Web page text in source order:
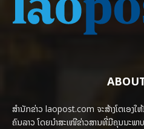
ສຳນັກຂ່າວ laopost.com ຈະສ້າງໂຕເອງ
ຄົນລາວ ໂດຍນຳສະເໜີຂ່າວສານທີ່ມີຄຸນນະພາ